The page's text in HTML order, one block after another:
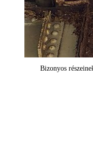
Bizonyos